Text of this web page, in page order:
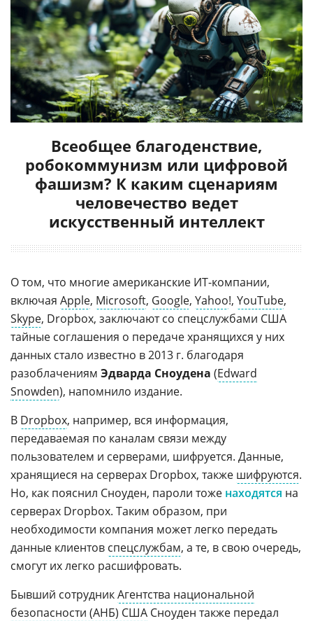
Всеобщее благоденствие,
робокоммунизм или цифровой
фашизм? К каким сценариям
человечество ведет
искусственный интеллект
О том, что многие американские ИТ-компании,
включая Apple, Microsoft, Google, Yahoo!, YouTube,
Skype, Dropbox, заключают со спецслужбами США
тайные соглашения о передаче хранящихся у них
данных стало известно в 2013 г. благодаря
разоблачениям Эдварда Сноудена (Edward
Snowden), напомнило издание.
В Dropbox, например, вся информация,
передаваемая по каналам связи между
пользователем и серверами, шифруется. Данные,
хранящиеся на серверах Dropbox, также шифруются.
Но, как пояснил Сноуден, пароли тоже находятся на
серверах Dropbox. Таким образом, при
необходимости компания может легко передать
данные клиентов спецслужбам, а те, в свою очередь,
смогут их легко расшифровать.
Бывший сотрудникАгентства национальной
безопасности (АНБ) США Сноуден также передал